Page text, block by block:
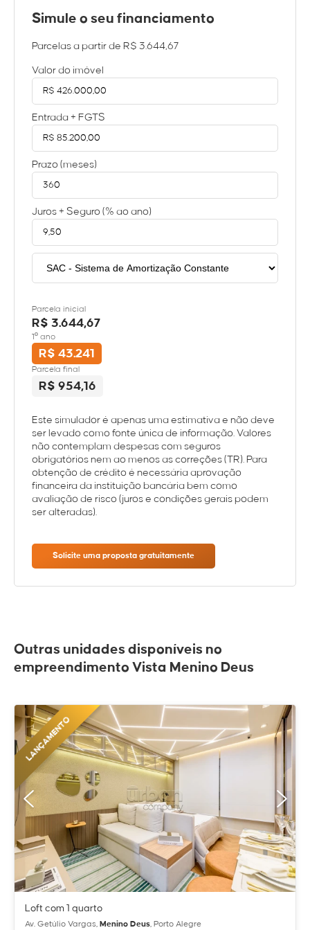
Simule o seu financiamento
Parcelas a partir de R$ 3.644,67
Valor do imóvel
Entrada + FGTS
Prazo (meses)
Juros + Seguro (% ao ano)
Parcela inicial
R$ 3.644,67
1º ano
R$ 43.241
Parcela final
R$ 954,16
Este simulador é apenas uma estimativa e não deve
ser levado como fonte única de informação. Valores
não contemplam despesas com seguros
obrigatórios nem ao menos as correções (TR). Para
obtenção de crédito é necessária aprovação
financeira da instituição bancária bem como
avaliação de risco (juros e condições gerais podem
ser alteradas).
Solicite uma proposta gratuitamente
Outras unidades disponíveis no
empreendimento Vista Menino Deus
LANÇAMENTO
Loft com 1 quarto
Av. Getúlio Vargas, Menino Deus, Porto Alegre